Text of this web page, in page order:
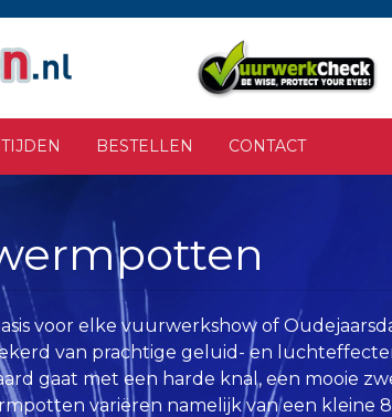
BESTELLEN CONTACT
voor elke vuurwerkshow of
van prachtige geluid- en
gaat met een harde knal, een mooie
variëren namelijk van een kleine